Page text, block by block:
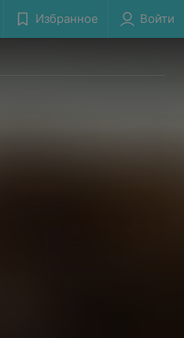
Избранное Войти